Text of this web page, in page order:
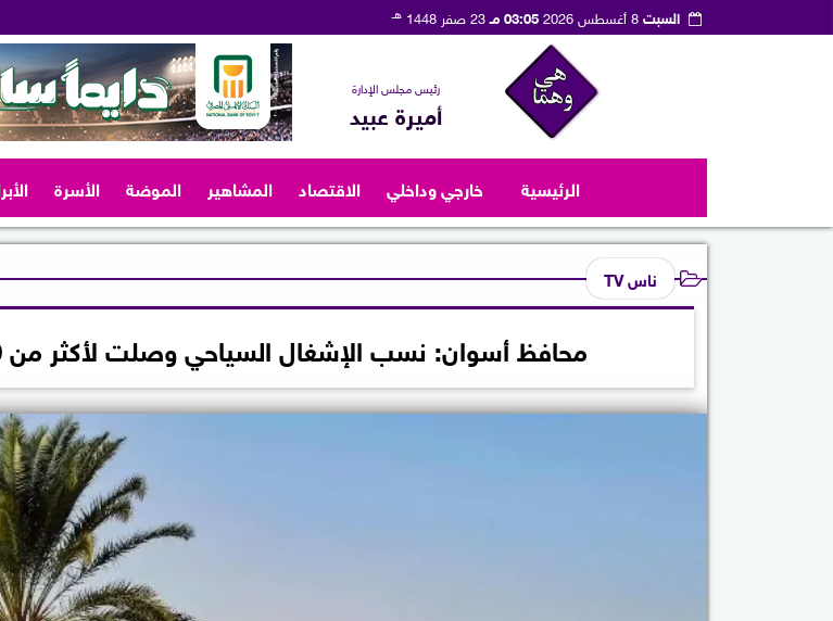
السبت8 أغسطس 2026 03:05 مـ 23 صفر 1448 هـ
رئيس مجلس الإدارة
أميرة عبيد
الرئيسية خارجي وداخلي الاقتصاد المشاهير الموضة الأسرة
ناس TV
محافظ أسوان: نسب الإشغال السياحي وصلت لأكثر من 60%